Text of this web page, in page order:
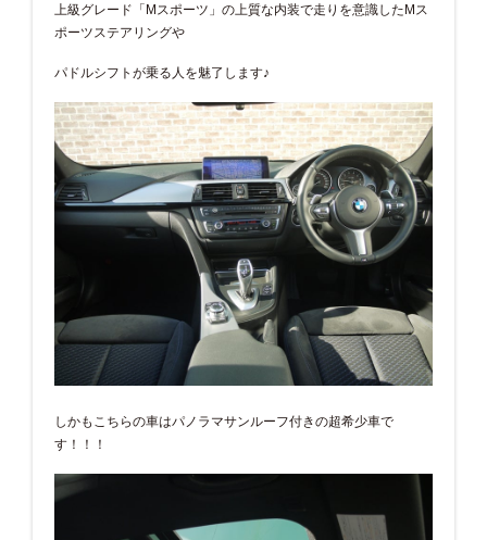
上級グレード「Mスポーツ」の上質な内装で走りを意識したMス
ポーツステアリングや
パドルシフトが乗る人を魅了します♪
しかもこちらの車はパノラマサンルーフ付きの超希少車で
す！！！